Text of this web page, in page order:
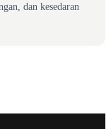
dan kesedaran